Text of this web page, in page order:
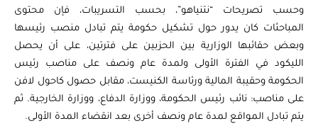
وحسب تصريحات “نتنياهو”، بحسب التسريبات، فإن محتوى
المباحثات كان يدور حول تشكيل حكومة يتم تبادل منصب رئيسها
وبعض حقائبها الوزارية بين الحزبين على فترتين، على أن يحصل
الليكود في الفترة الأولى ولمدة عام ونصف على مناصب رئيس
الحكومة وحقيبة المالية ورئاسة الكنيست، مقابل حصول كاحول لافن
على مناصب: نائب رئيس الحكومة، ووزارة الدفاع، ووزارة الخارجية. ثم
يتم تبادل المواقع لمدة عام ونصف أخرى بعد انقضاء المدة الأولى.